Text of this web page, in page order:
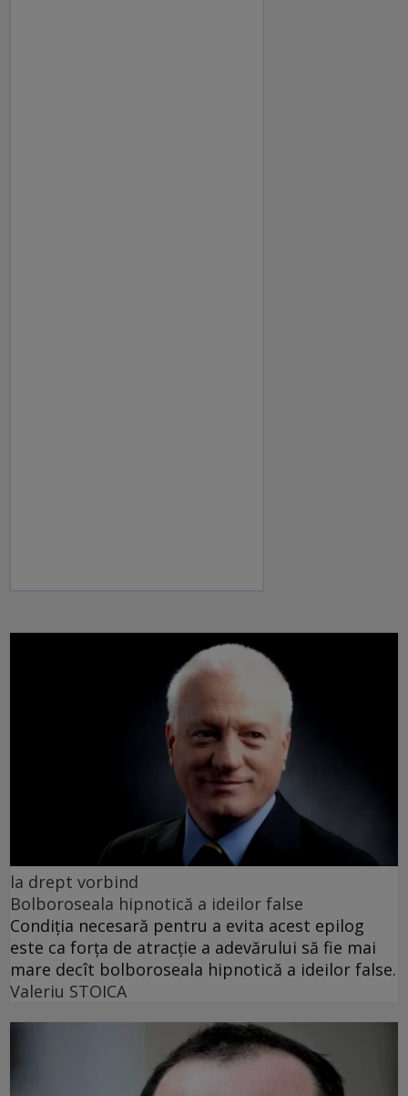
la drept vorbind
Bolboroseala hipnotică a ideilor false
Condiția necesară pentru a evita acest epilog
este ca forța de atracție a adevărului să fie mai
mare decît bolboroseala hipnotică a ideilor false.
Valeriu STOICA